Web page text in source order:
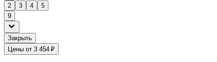
2
3 4
5
9
Закрыть
Цены от 3 454 ₽